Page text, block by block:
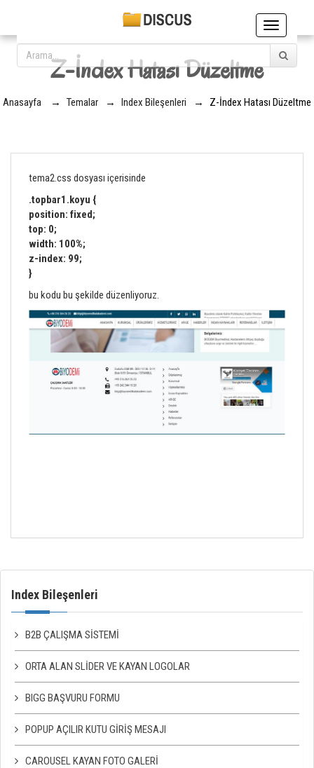
Toggle
navigation
Z-İndex Hatası Düzeltme
Anasayfa → Temalar → Index Bileşenleri → Z-İndex Hatası Düzeltme
tema2.css dosyası içerisinde
.topbar1.koyu {
position: fixed;
top: 0;
width: 100%;
z-index: 99;
}
bu kodu bu şekilde düzenliyoruz.
Index Bileşenleri
B2B ÇALIŞMA SISTEMI
ORTA ALAN SLIDER VE KAYAN LOGOLAR
BIGG BAŞVURU FORMU
POPUP AÇILIR KUTU GIRIŞ MESAJI
CAROUSEL KAYAN FOTO GALERI